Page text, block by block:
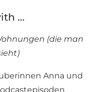
…
(die man
Anna und